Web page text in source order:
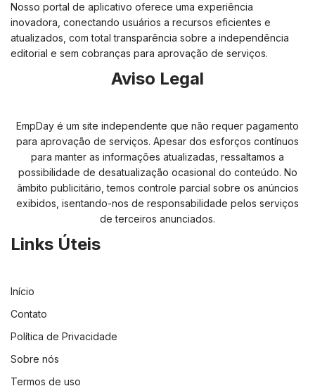
Nosso portal de aplicativo oferece uma experiência
inovadora, conectando usuários a recursos eficientes e
atualizados, com total transparência sobre a independência
editorial e sem cobranças para aprovação de serviços.
Aviso Legal
EmpDay é um site independente que não requer pagamento
para aprovação de serviços. Apesar dos esforços contínuos
para manter as informações atualizadas, ressaltamos a
possibilidade de desatualização ocasional do conteúdo. No
âmbito publicitário, temos controle parcial sobre os anúncios
exibidos, isentando-nos de responsabilidade pelos serviços
de terceiros anunciados.
Links Úteis
Início
Contato
Política de Privacidade
Sobre nós
Termos de uso